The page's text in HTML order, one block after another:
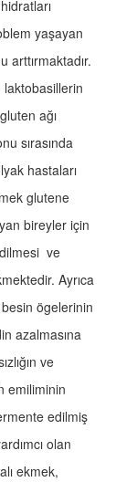
yaşayan
arttırmaktadır.
laktobasillerin
ağı
sırasında
hastaları
glutene
bireyler için
ve
Ayrıca
ögelerinin
azalmasına
ve
emiliminin
edilmiş
olan
ekmek,